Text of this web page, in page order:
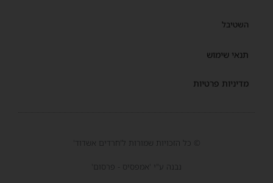
השטיבל
תנאי שימוש
מדיניות פרטיות
© כל הזכויות שמורות ל'חרדים אשדוד'
נבנה ע"י 'אמפסיס - פרסום'